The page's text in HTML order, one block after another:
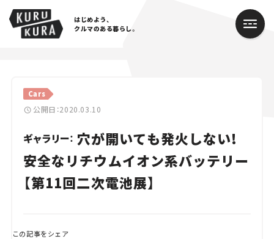
はじめよう、
クルマのある暮らし。
Cars
公開日：2020.03.10
ギャラリー： 穴が開いても発火しない!
安全なリチウムイオン系バッテリー
【第11回二次電池展】
この記事をシェア
Cars
Lifestyle
Traffic
Special